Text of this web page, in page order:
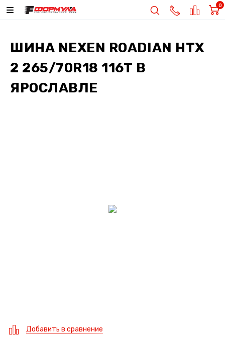
0
ШИНА NEXEN ROADIAN HTX
2 265/70R18 116T В
ЯРОСЛАВЛЕ
Добавить в сравнение